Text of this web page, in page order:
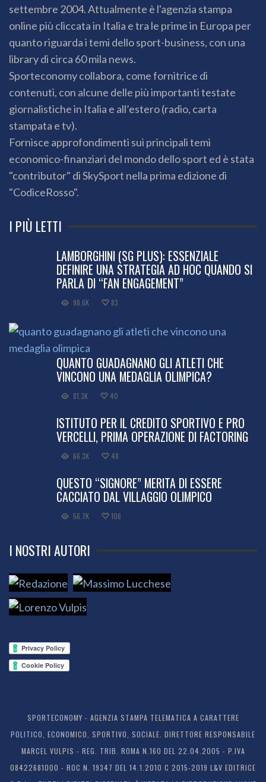
settembre 2004. Attualmente è l'agenzia stampa
online più cliccata in Italia e tra le prime in Europa per
quanto riguarda i temi dello sport-business, con una
library di circa 60 mila news.
Sporteconomy collabora, come fornitrice di
contenuti, con alcune delle più importanti testate
giornalistiche in Italia e all’estero (radio, carta
stampata e tv).
Fornisce approfondimenti sui principali temi
economico-finanziari del mondo dello sport ed è stata
"contributor" di SkySport nella prima edizione di
"CodiceRosso".
I PIÙ LETTI
LAMBORGHINI (SG PLUS): ESSENZIALE
DEFINIRE UNA STRATEGIA AD HOC QUANDO SI
PARLA DI “FAN ENGAGEMENT”
98.6K 83
QUANTO GUADAGNANO GLI ATLETI CHE
VINCONO UNA MEDAGLIA OLIMPICA?
81.3K 40
ISTITUTO PER IL CREDITO SPORTIVO E PRO
VERCELLI, PRIMA OPERAZIONE DI FACTORING
66.3K 48
QUESTO “SIGNORE” MERITA DI ESSERE
CACCIATO DAL VILLAGGIO OLIMPICO
56.7K 106
I NOSTRI AUTORI
SPORTECONOMY - AGENZIA STAMPA TELEMATICA A CARATTERE
POLITICO, ECONOMICO, SPORTIVO, SOCIALE. DIRETTORE RESPONSABILE
MARCEL VULPIS - REG. TRIB. ROMA N.160 DEL 22.04.2005 - P.IVA
08422681000 - ROC N. 19347 DEL 14.1.2010 C 2015-2019 L&V EDITRICE